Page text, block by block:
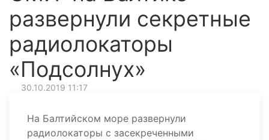
развернули секретные
радиолокаторы
«Подсолнух»
30.10.2019 11:17
На Балтийском море развернули
радиолокаторы с засекреченными